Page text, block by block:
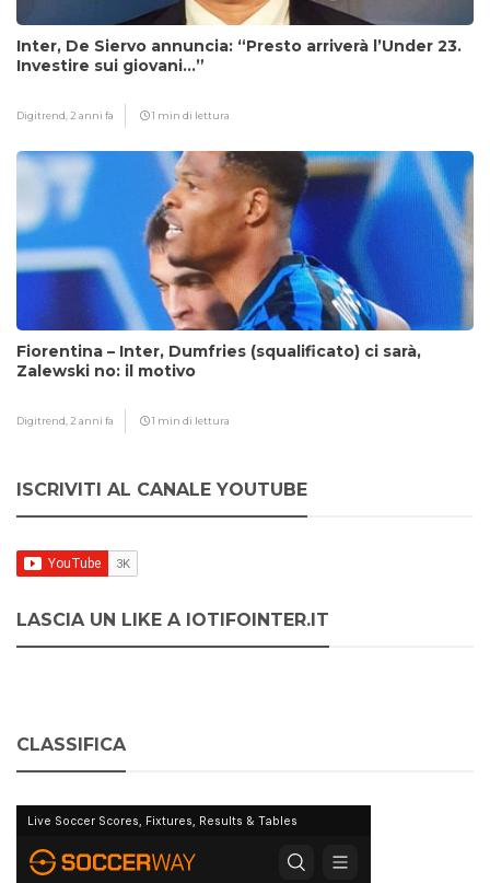
Inter, De Siervo annuncia: “Presto arriverà l’Under 23.
Investire sui giovani…”
Digitrend, 2 anni fa 1 min di lettura
Fiorentina – Inter, Dumfries (squalificato) ci sarà,
Zalewski no: il motivo
Digitrend, 2 anni fa 1 min di lettura
ISCRIVITI AL CANALE YOUTUBE
LASCIA UN LIKE A IOTIFOINTER.IT
CLASSIFICA